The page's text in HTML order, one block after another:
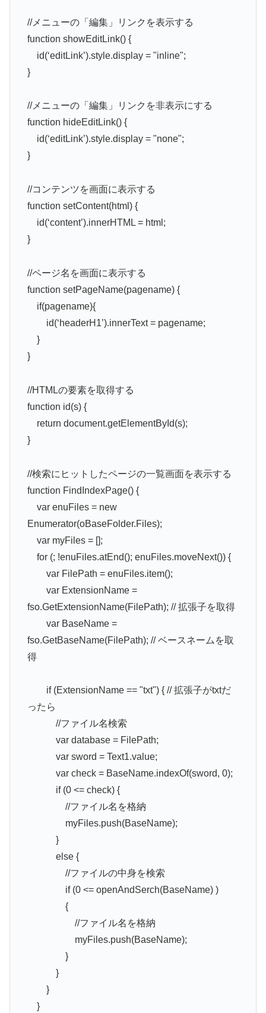
//メニューの「編集」リンクを表示する
function showEditLink() {
id(‘editLink’).style.display = "inline";
}
//メニューの「編集」リンクを非表示にする
function hideEditLink() {
id(‘editLink’).style.display = "none";
}
//コンテンツを画面に表示する
function setContent(html) {
id(‘content’).innerHTML = html;
}
//ページ名を画面に表示する
function setPageName(pagename) {
if(pagename){
id(‘headerH1’).innerText = pagename;
}
}
//HTMLの要素を取得する
function id(s) {
return document.getElementById(s);
}
//検索にヒットしたページの一覧画面を表示する
function FindIndexPage() {
var enuFiles = new
Enumerator(oBaseFolder.Files);
var myFiles = [];
for (; !enuFiles.atEnd(); enuFiles.moveNext()) {
var FilePath = enuFiles.item();
var ExtensionName =
fso.GetExtensionName(FilePath); // 拡張子を取得
var BaseName =
fso.GetBaseName(FilePath); // ベースネームを取
得
if (ExtensionName == "txt") { // 拡張子がtxtだ
ったら
//ファイル名検索
var database = FilePath;
var sword = Text1.value;
var check = BaseName.indexOf(sword, 0);
if (0 <= check) {
//ファイル名を格納
myFiles.push(BaseName);
}
else {
//ファイルの中身を検索
if (0 <= openAndSerch(BaseName) )
{
//ファイル名を格納
myFiles.push(BaseName);
}
}
}
}